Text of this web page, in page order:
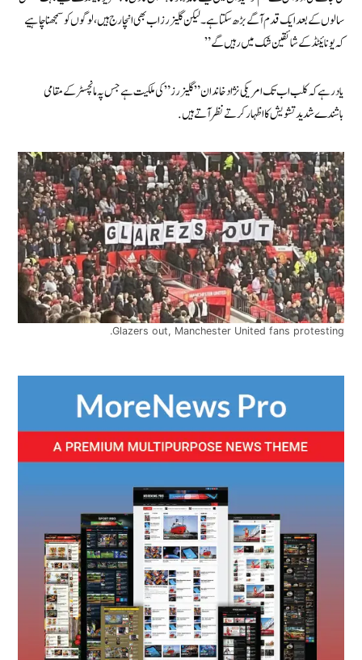
سالوں کے بعد ایک قدم آگے بڑھ سکتا ہے۔ لیکن گلیزرز اب بھی انچارج ہیں، لوگوں کو سمجھنا چاہیے
کہ یونائیٹڈ کے شائقین شک میں رہیں گے”
یاد رہے کہ کلب اب تک امریکی نژاد خاندان ” گلیزرز” کی ملکیت ہے جس پہ مانچسٹر کے مقامی
باشندے شدید تشویش کا اظہار کرتے نظر آتے ہیں.
Glazers out, Manchester United fans protesting.